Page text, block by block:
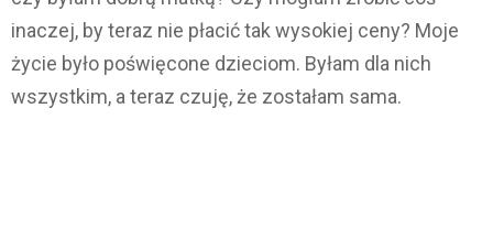
inaczej, by teraz nie płacić tak wysokiej ceny? Moje
życie było poświęcone dzieciom. Byłam dla nich
wszystkim, a teraz czuję, że zostałam sama.